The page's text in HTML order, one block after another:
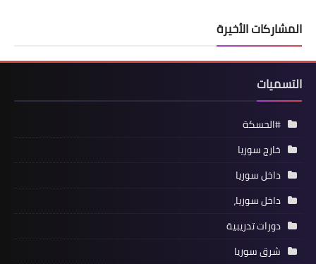
المشاركات الأخيرة
التسميات
#الحسكة
خارج سوريا
داخل سوريا
داخل سوريا،
دورات تدريبية
شرق سوريا